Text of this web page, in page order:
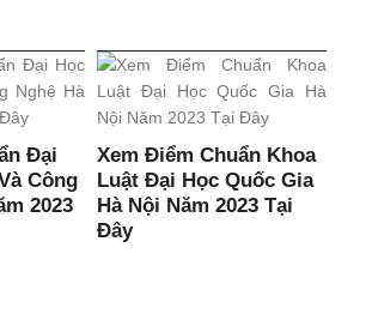
Đại
Công
2023
Xem Điểm Chuẩn Khoa
Luật Đại Học Quốc Gia
Hà Nội Năm 2023 Tại
Đây